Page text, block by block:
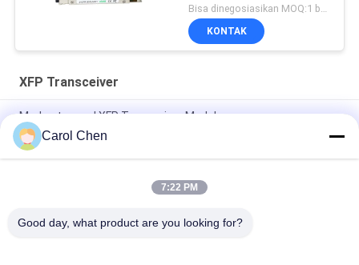
Bisa dinegosiasikan MOQ:1 buah
KONTAK
XFP Transceiver
Modus tunggal XFP Transceiver Modul
Kompatibel Huawei / Juniper XFP 10G LR FC Modul Transceiver
CATV Proyek DDM
Tunggal XFP Optical Modul Transceiver Gigabit Ethernet
Carol Chen
7:22 PM
Good day, what product are you looking for?